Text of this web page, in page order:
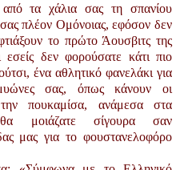
τα χάλια σας τη σπανίου
πλέον Ομόνοιας, εφόσον δεν
το πρώτο Άουσβιτς της
δεν φορούσατε κάτι πιο
ένα αθλητικό φανελάκι για
σας, όπως κάνουν οι
πουκαμίσα, ανάμεσα στα
θα μοιάζατε σίγουρα σαν
μας για το φουστανελοφόρο